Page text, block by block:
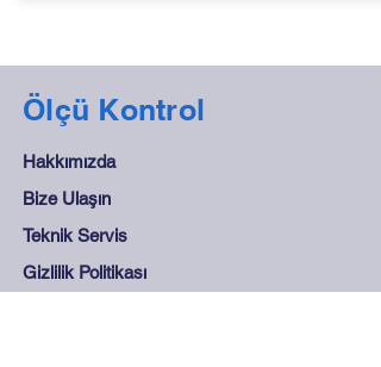
Ölçü Kontrol
Hakkımızda
Bize Ulaşın
Teknik Servis
Gizlilik Politikası